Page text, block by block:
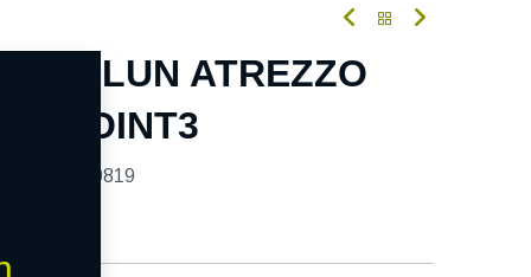
SAILUN ATREZZO
339819